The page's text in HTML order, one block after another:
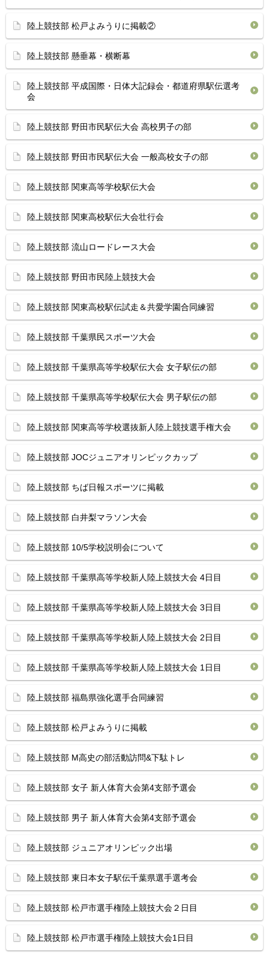
陸上競技部 松戸よみうりに掲載②
陸上競技部 懸垂幕・横断幕
陸上競技部 平成国際・日体大記録会・都道府県駅伝選考
会
陸上競技部 野田市民駅伝大会 高校男子の部
陸上競技部 野田市民駅伝大会 一般高校女子の部
陸上競技部 関東高等学校駅伝大会
陸上競技部 関東高校駅伝大会壮行会
陸上競技部 流山ロードレース大会
陸上競技部 野田市民陸上競技大会
陸上競技部 関東高校駅伝試走＆共愛学園合同練習
陸上競技部 千葉県民スポーツ大会
陸上競技部 千葉県高等学校駅伝大会 女子駅伝の部
陸上競技部 千葉県高等学校駅伝大会 男子駅伝の部
陸上競技部 関東高等学校選抜新人陸上競技選手権大会
陸上競技部 JOCジュニアオリンピックカップ
陸上競技部 ちば日報スポーツに掲載
陸上競技部 白井梨マラソン大会
陸上競技部 10/5学校説明会について
陸上競技部 千葉県高等学校新人陸上競技大会 4日目
陸上競技部 千葉県高等学校新人陸上競技大会 3日目
陸上競技部 千葉県高等学校新人陸上競技大会 2日目
陸上競技部 千葉県高等学校新人陸上競技大会 1日目
陸上競技部 福島県強化選手合同練習
陸上競技部 松戸よみうりに掲載
陸上競技部 M高史の部活動訪問&下駄トレ
陸上競技部 女子 新人体育大会第4支部予選会
陸上競技部 男子 新人体育大会第4支部予選会
陸上競技部 ジュニアオリンピック出場
陸上競技部 東日本女子駅伝千葉県選手選考会
陸上競技部 松戸市選手権陸上競技大会２日目
陸上競技部 松戸市選手権陸上競技大会1日目